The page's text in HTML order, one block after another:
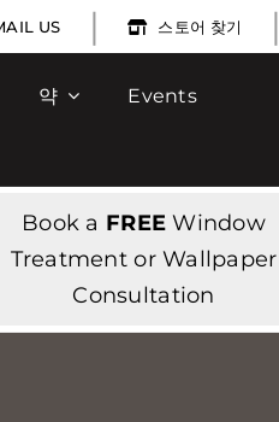
US | 스토어 찾기 |
약 Events
Book a FREE Window
Treatment or Wallpaper
Consultation